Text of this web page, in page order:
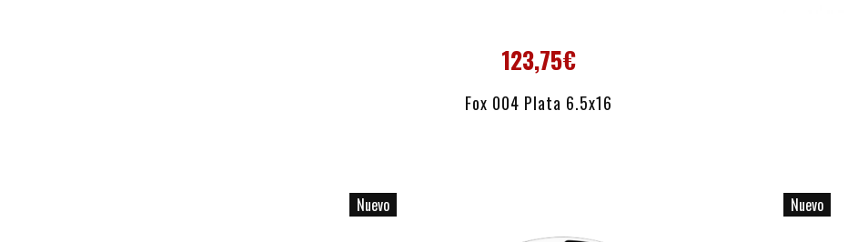
123,75€
Fox 004 Plata 6.5x16
AÑADIR AL CARRITO
Nuevo Nuevo